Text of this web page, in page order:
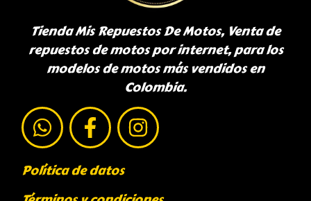
Tienda Mis Repuestos De Motos, Venta de
repuestos de motos por internet, para los
modelos de motos más vendidos en
Colombia.
Política de datos